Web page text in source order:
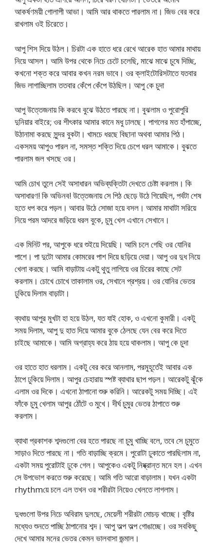
আকর্ষণময়ী গোলাপী আভা। আমি আর থাকতে পারলাম না। জিভ বের করে
রাখলাম ওই চিরেতে।
আপু শিস দিয়ে উঠল। চিরটা এক হাতে ধরে রেখে আরেক হাত আমার মাথায়
নিয়ে আসল। আমি উপর থেকে নিচে চেটে চলেছি, মাঝে মাঝে চুষে দিচ্ছি,
কখনো শক্ত করে আবার কখন নরম ভাবে। ওর ক্লাইটোরিসটাতে যতবার
জিভ লাগাচ্ছিলাম ততবার কেঁপে কেঁপে উঠছিল। আপু কে চুদা
আপু উত্তেজনায় কি করবে বুঝে উঠতে পারছে না। বুঝলাম ও পুরোপুরি
দুনিয়ার বাইরে; ওর শীৎকার আমার কানে মধু ঢালছে। পাগলের মত হাঁপাচ্ছে,
উঠানামা করছে সুন্দর বুকটা। খামচে ধরছে বিছানা অথবা আমার পিঠ।
একসময় আপুও পারল না, সমস্ত শক্তি দিয়ে চেপে ধরল আমাকে। বুঝতে
পারলাম জল খসছে ওর।
আমি চোখ তুলে সেই অসাধারন অভিব্যক্তিটা দেখতে চেষ্টা করলাম। কি
অসাধারণ! কি অভিনব! উত্তেজনায় সে পিঠ ছেড়ে উঠে গিয়েছিল, পর্বটা শেষ
হতে ধপ করে পড়ল। আবার উঠে সোজা হয়ে বসল। আমার মাথাটা সরিয়ে
নিয়ে পরম আদরে জড়িয়ে ধরল বুকে, চুমু খেল এখানে সেখানে।
এক মিনিট পর, আপুকে ধরে শুইয়ে দিয়েছি। আমি চলে গেছি ওর যোনির
পাশে। পা দুটো আমার কোমরের পাশ দিয়ে ছড়িয়ে দেয়া। আপু ওর দুধ নিয়ে
খেলা করছে। আমি বাড়াটায় একটু থুতু লাগিয়ে ওর চিরের কাছে সেট
করলাম। চোখে চোখে তাকালাম ওর, সেখানে প্রশ্রয়। ওর যোনির ভেতর
ঢুকিয়ে দিলাম বাড়াটা।
ব্যথায় আপুর মুখটা হা হয়ে উঠল, যত যাই হোক, ও এখনো কুমারী। একটু
সময় দিলাম, আপু দু হাত দিয়ে আমার বুকে ঠেলছে যেন বের করে দিতে
চাইছে আমাকে। আমি অগ্রাহ্য করে ঠায় হয়ে থাকলাম। আপু কে চুদা
ওর হাতে হাত ধরলাম। একটু বের করে আনলাম, পরমুহূর্তেই আবার এক
ঠাপে ঢুকিয়ে দিলাম। আপুর চেহারায় স্পষ্ট ব্যাথার ছাপ পড়ল। আরেকটু ঝুঁকে
এলাম ওর দিকে। এখনো ঠাপানো শুরু করিনি। আরেকটু সময় দিচ্ছি। এই
ফাঁকে চুমু খেলাম আপুর ঠোঁটে ও মুখে। দীর্ঘ চুমুর ভেতর ঠাপাতে শুরু
করলাম।
ব্যাথা প্রকাশক শব্দগুলো বের হতে পারছে না চুমু খাচ্ছি বলে, তবে সে চুমুতে
সাড়াও দিতে পারছে না। গতি বাড়াচ্ছি ক্রমে। পুরোটা ঢুকাতে পারছিলাম না,
একটা সময় পুরোটাই ঢুকে গেল। আপুকেও একটু নিষ্ক্রান্ত মনে হল। এখন
সে উপভোগ করতে শুরু করেছে। আমি গতি আরো বাড়ালাম। যখন একটা
rhythmয়ে চলে এল তখন ওর শরীরটা নিয়েও খেলতে লাগলাম।
দুধগুলো উপর নিচে অবিরাম দুলছে, মেয়েলী শরীরটা মোচড় খাচ্ছে। বৃষ্টির
মধ্যেও শুনতে পাচ্ছি ঠাপানোর শব্দ। আপু অল্প অল্প গোঙাচ্ছে। ওর সবকিছু
দেখে আমার মনের ভেতর কেমন ভালবাসা জন্মাল।